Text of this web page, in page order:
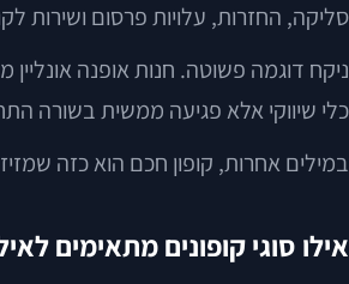
סליקה, החזרות, עלויות פרסום ושירות
כלי שיווקי אלא פגיעה ממשית בשורה
במילים אחרות, קופון חכם הוא כזה
אילו סוגי קופונים מתאימים